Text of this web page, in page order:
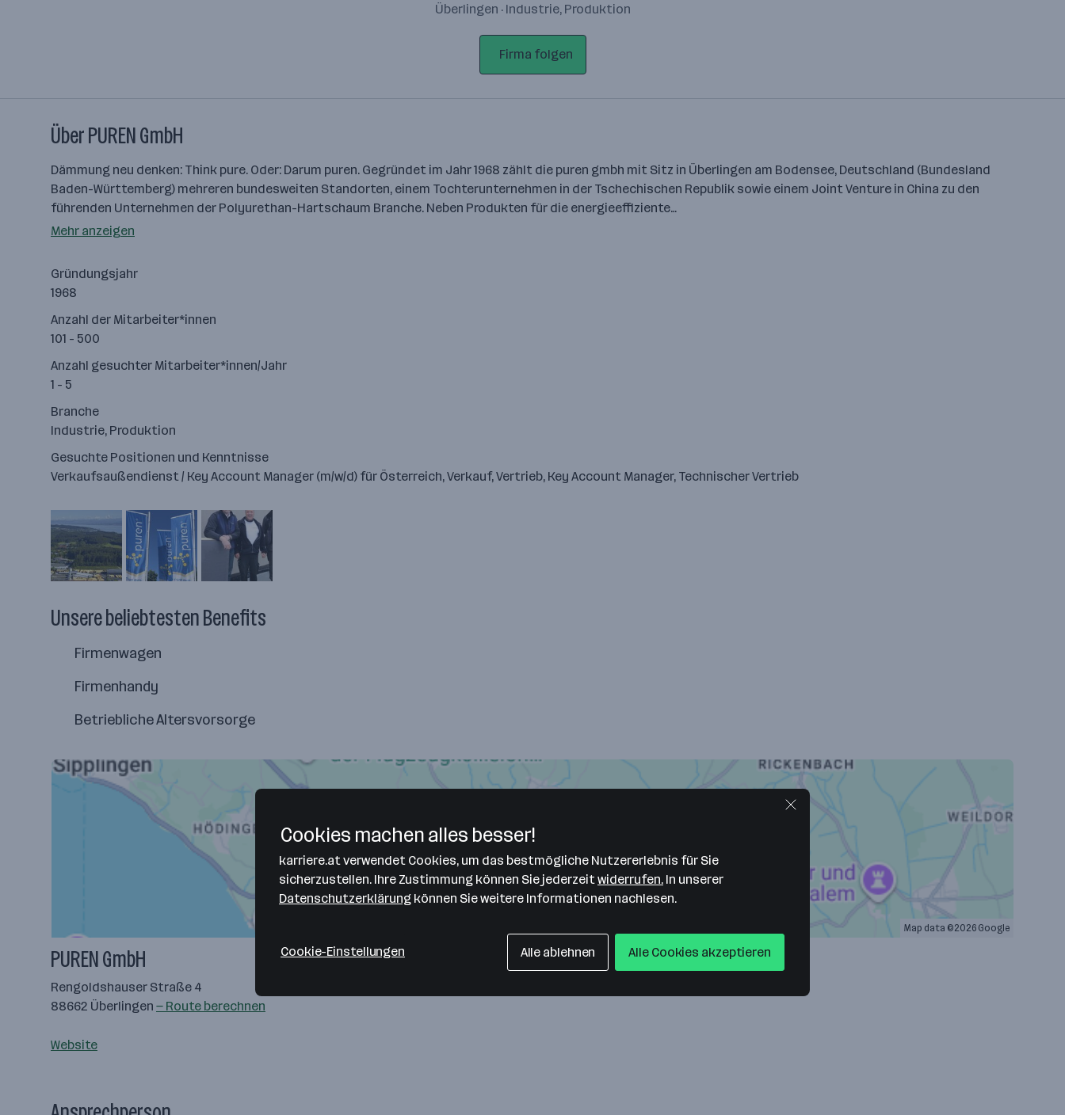
Überlingen · Industrie, Produktion
Firma folgen
Über PUREN GmbH
Dämmung neu denken: Think pure. Oder: Darum puren. Gegründet im Jahr 1968 zählt die puren gmbh mit Sitz in Überlingen am Bodensee, Deutschland (Bundesland
Baden-Württemberg) mehreren bundesweiten Standorten, einem Tochterunternehmen in der Tschechischen Republik sowie einem Joint Venture in China zu den
führenden Unternehmen der Polyurethan-Hartschaum Branche. Neben Produkten für die energieeffiziente…
Mehr anzeigen
Gründungsjahr
1968
Anzahl der Mitarbeiter*innen
101 - 500
Anzahl gesuchter Mitarbeiter*innen/Jahr
1 - 5
Branche
Industrie, Produktion
Gesuchte Positionen und Kenntnisse
Verkaufsaußendienst / Key Account Manager (m/w/d) für Österreich, Verkauf, Vertrieb, Key Account Manager, Technischer Vertrieb
Unsere beliebtesten Benefits
Firmenwagen
Firmenhandy
Betriebliche Altersvorsorge
Map data ©2026 Google
PUREN GmbH
Rengoldshauser Straße 4
88662 Überlingen — Route berechnen
Website
Cookies machen alles besser!
karriere.at verwendet Cookies, um das bestmögliche Nutzererlebnis für Sie
sicherzustellen. Ihre Zustimmung können Sie jederzeit widerrufen. In unserer
Datenschutzerklärung können Sie weitere Informationen nachlesen.
Cookie-Einstellungen Alle ablehnen Alle Cookies akzeptieren